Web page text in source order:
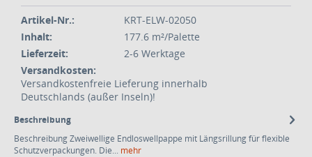
Artikel-Nr.:
KRT-ELW-02050
Inhalt:
177.6 m²/Palette
Lieferzeit:
2-6 Werktage
Versandkosten:
Versandkostenfreie Lieferung innerhalb
Deutschlands (außer Inseln)!
Beschreibung
Beschreibung Zweiwellige Endloswellpappe mit Längsrillung für flexible
Schutzverpackungen. Die... mehr